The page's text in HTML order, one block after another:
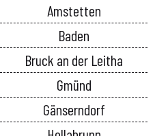
Amstetten
Baden
Bruck an der Leitha
Gmünd
Gänserndorf